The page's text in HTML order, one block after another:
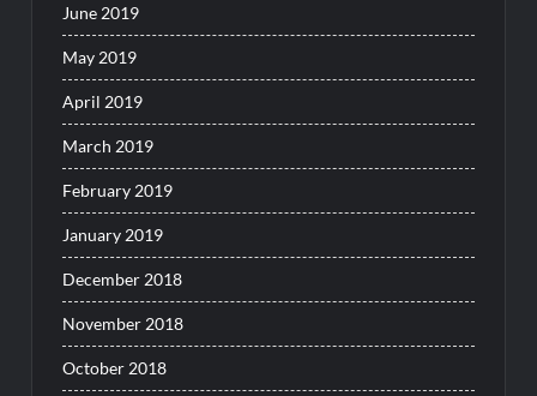
June 2019
May 2019
April 2019
March 2019
February 2019
January 2019
December 2018
November 2018
October 2018